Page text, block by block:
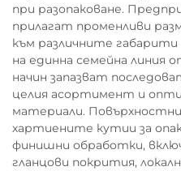
при разопаковане.
прилагат променливи
към различните
на единна семейна линия
начин запазват
целия асортимент и
материали.
хартиените кутии за
финишни обработки,
гланцови покрития,